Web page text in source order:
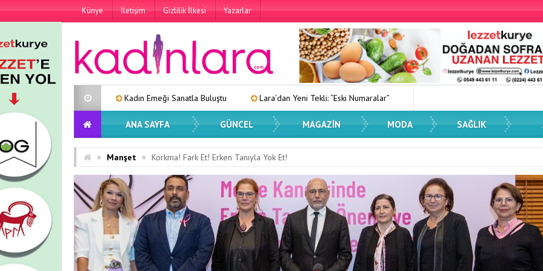
Künye İletişim Gizlilik İlkesi Yazarlar
Kadın Emeği Sanatla Buluştu Lara’dan Yeni Tekli: “Eski Numaralar” Kadın Dostu Kentler Eğitimi Düzenlendi
ANA SAYFA GÜNCEL MAGAZIN MODA SAĞLIK
» Manşet » Korkma! Fark Et! Erken Tanıyla Yok Et!